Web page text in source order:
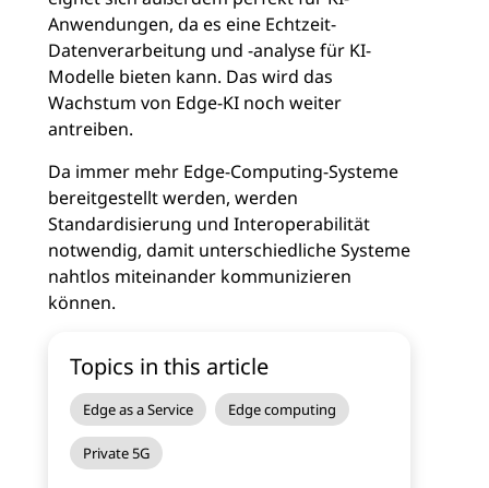
Anwendungen, da es eine Echtzeit-
Datenverarbeitung und -analyse für KI-
Modelle bieten kann. Das wird das
Wachstum von Edge-KI noch weiter
antreiben.
Da immer mehr Edge-Computing-Systeme
bereitgestellt werden, werden
Standardisierung und Interoperabilität
notwendig, damit unterschiedliche Systeme
nahtlos miteinander kommunizieren
können.
Topics in this article
Edge as a Service Edge computing
Private 5G